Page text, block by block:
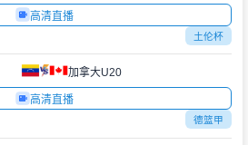
高清直播
土伦杯
加拿大U20
高清直播
德篮甲